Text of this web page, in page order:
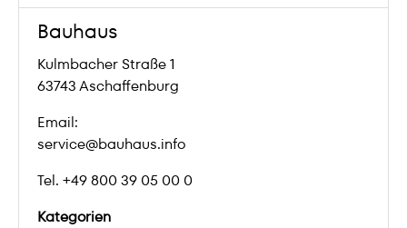
Bauhaus
Kulmbacher Straße 1
63743 Aschaffenburg
Email:
service@bauhaus.info
Tel. +49 800 39 05 00 0
Kategorien